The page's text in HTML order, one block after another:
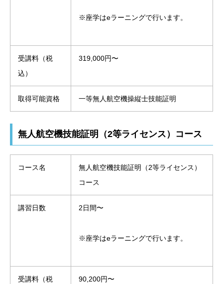
※座学はeラーニングで行います。
受講料（税
込）
319,000円〜
取得可能資格 一等無人航空機操縦士技能証明
無人航空機技能証明（2等ライセンス）コース
コース名
無人航空機技能証明（2等ライセンス）
コース
講習日数 2日間〜
※座学はeラーニングで行います。
受講料（税
90,200円〜